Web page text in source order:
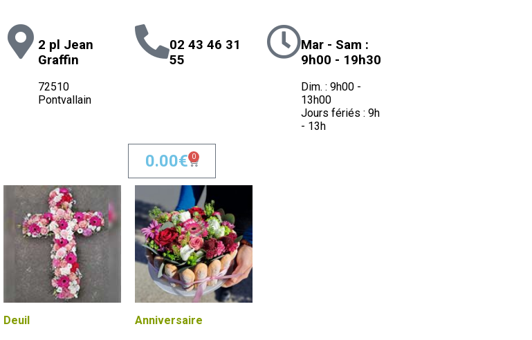
2 pl Jean
Graffin
72510
Pontvallain
02 43 46 31
55
Mar - Sam :
9h00 - 19h30
Dim. : 9h00 -
13h00
Jours fériés : 9h
- 13h
0.00€ 0
Deuil Anniversaire